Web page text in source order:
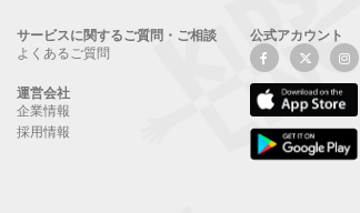
サービスに関するご質問・ご相談
よくあるご質問
運営会社
企業情報
採用情報
公式アカウント